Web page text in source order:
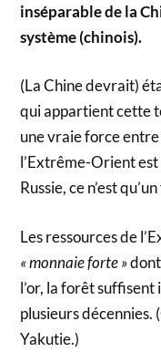
inséparable de la
système (chinois).
(La Chine devrait)
qui appartient cette
une vraie force
l’Extrême-Orient est
Russie, ce n’est
Les ressources de
« monnaie forte »
l’or, la forêt
plusieurs décennies.
Yakutie.)